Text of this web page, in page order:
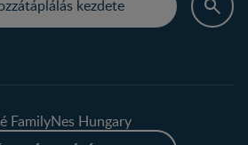
FamilyNes Hungary